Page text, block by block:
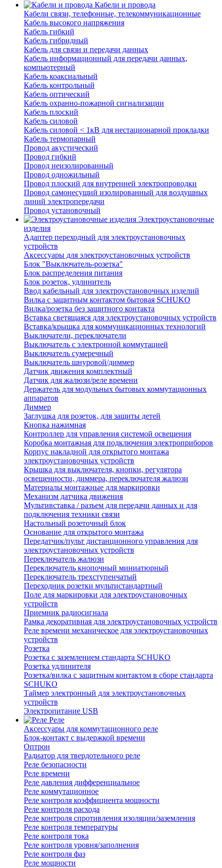
Кабели и провода
Кабели связи, телефонные, телекоммуникационные
Кабель высокого напряжения
Кабель гибкий
Кабель гибридный
Кабель для связи и передачи данных
Кабель информационный для передачи данных,
компьютерный
Кабель коаксиальный
Кабель контрольный
Кабель оптический
Кабель охранно-пожарной сигнализации
Кабель плоский
Кабель силовой
Кабель силовой < 1кВ для нестационарной прокладки
Кабель термопарный
Провод акустический
Провод гибкий
Провод неизолированный
Провод одножильный
Провод плоский для внутренней электропроводки
Провод самонесущий изолированный для воздушных
линий электропередачи
Провод установочный
Электроустановочные
изделия
Адаптер переходный для электроустановочных
устройств
Аксессуары для электроустановочных устройств
Блок "Выключатель-розетка"
Блок распределения питания
Блок розеток, удлинитель
Ввод кабельный для электроустановочных изделий
Вилка с защитным контактом бытовая SCHUKO
Вилка/розетка без защитного контакта
Вставка светящаяся для электроустановочных устройств
Вставка/крышка для коммуникационных технологий
Выключатели, переключатели
Выключатель с электронной коммутацией
Выключатель сумеречный
Выключатель шнуровой/диммер
Датчик движения комплектный
Датчик для жалюзи/реле времени
Держатель для модульных бытовых коммутационных
аппаратов
Диммер
Заглушка для розеток, для защиты детей
Кнопка нажимная
Контроллер для управления системой освещения
Коробка монтажная для подключения электроприборов
Корпус накладной для открытого монтажа
электроустановочных устройств
Крышка для выключателя, кнопки, регулятора
освещенности, диммера, переключателя жалюзи
Материалы монтажные для маркировки
Механизм датчика движения
Мультивставка / разъем для передачи данных и для
подключения техники связи
Настольный розеточный блок
Основание для открытого монтажа
Передатчик/пульт дистанционного управления для
электроустановочных устройств
Переключатель жалюзи
Переключатель кнопочный миниатюрный
Переключатель трехступенчатый
Переходник розетки мультистандартный
Поле для маркировки для электроустановочных
устройств
Приемник радиосигнала
Рамка декоративная для электроустановочных устройств
Реле времени механическое для электроустановочных
устройств
Розетка
Розетка с заземлением стандарта SCHUKO
Розетка удлинителя
Розетка/вилка с защитным контактом в сборе стандарта
SCHUKO
Таймер электронный для электроустановочных
устройств
Электропитание USB
Реле
Аксессуары для коммутационного реле
Блок-контакт с выдержкой времени
Оптрон
Радиатор для твердотельного реле
Реле безопасности
Реле времени
Реле давления дифференциальное
Реле коммутационное
Реле контроля коэффициента мощности
Реле контроля расхода
Реле контроля спротивления изоляции/заземления
Реле контроля температуры
Реле контроля тока
Реле контроля уровня/заполнения
Реле контроля фаз
Реле мощности